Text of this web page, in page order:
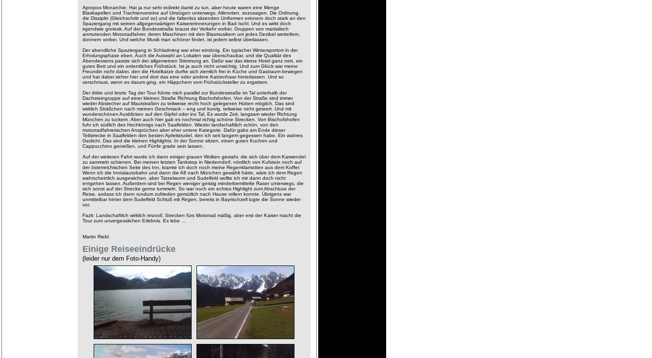
Apropos Monarchie: Hat ja nur sehr indirekt damit zu tun, aber heute waren eine Menge
Blaskapellen und Trachtenvereine auf Umzügen unterwegs. Allerorten, sozusagen. Die Ordnung,
die Disziplin (Gleichschritt und so) und die faltenlos sitzenden Uniformen erinnern doch stark an den
Spaziergang mit seinen allgegenwärtigen Kaisererinnerungen in Bad Ischl. Und es wirkt doch
irgendwie grotesk. Auf der Bundesstraße braust der Verkehr vorbei. Gruppen von martialisch
anmutenden Motorradfahrer, deren Maschinen mit den Blasmusikern um jedes Dezibel wetteifern,
donnern vorbei. Und welche Musik man schöner findet, ist jedem selbst überlassen.
Der abendliche Spaziergang in Schladming war eher eintönig. Ein typischer Wintersportort in der
Erholungsphase eben. Auch die Auswahl an Lokalen war überschaubar, und die Qualität des
Abendessens passte sich der allgemeinen Stimmung an. Dafür war das kleine Hotel ganz nett, ein
gutes Bett und ein ordentliches Frühstück. Ist ja auch nicht unwichtig. Und zum Glück war meine
Freundin nicht dabei, den die Hotelkatze durfte sich ziemlich frei in Küche und Gastraum bewegen
und hat dabei sicher hier und dort das eine oder andere Katzenhaar hinterlassen. Und so
verschmust, wenn es darum ging, ein Häppchem vom Frühstücksteller zu ergattern.
Der dritte und letzte Tag der Tour führte mich parallel zur Bundesstraße im Tal unterhalb der
Dachsteingruppe auf einer kleinen Straße Richtung Bischofshofen. Von der Straße sind immer
wieder Abstecher auf Mautstraßen zu teilweise recht hoch gelegenen Hütten möglich. Das sind
wirklich Sträßchen nach meinen Geschmack – eng und kurvig, teilweise nicht geteert. Und mit
wunderschönen Ausblicken auf den Gipfel oder ins Tal. Es wurde Zeit, langsam wieder Richtung
München zu tuckern. Aber auch hier gab es nochmal richtig schöne Strecken. Von Bischofshofen
fuhr ich südlich des Hochkönigs nach Saalfelden. Wieder landschaftlich schön, von den
motorradfahrerischen Ansprüchen aber eher untere Kategorie. Dafür gabs am Ende dieser
Teilstrecke in Saalfelden den besten Apfelstrudel, den ich seit langem gegessen habe. Ein wahres
Gedicht. Das sind die kleinen Highlights: In der Sonne sitzen, einen guten Kuchen und
Cappucchino genießen, und Fünfe grade sein lassen.
Auf der weiteren Fahrt wurde ich dann einiger grauen Wolken gewahr, die sich über dem Karwendel
zu sammeln schienen. Bei meinen letzten Tankstop in Niederndorf, nördlich von Kufstein noch auf
der österreichischen Seite des Inn, kramte ich doch noch meine Regenklamotten aus dem Koffer.
Wenn ich die Inntalautobahn und dann die A8 nach München gewählt hätte, wäre ich dem Regen
wahrscheinlich ausgewichen, aber Tatzelwurm und Sudelfeld wollte ich mir dann doch nicht
entgehen lassen. Außerdem sind bei Regen weniger geistig minderbemittelte Raser unterwegs, die
sich sonst auf der Strecke gerne tummeln. So war noch ein echtes Highlight zum Abschluss der
Reise, sodass ich dann rundum zufrieden gemütlich nach Hause rollern konnte. Übrigens war
unmittelbar hinter dem Sudelfeld Schluß mit Regen, bereits in Bayrischzell lugte die Sonne wieder
vor.
Fazit: Landschaftlich wirklich reizvoll, Strecken fürs Motorrad mäßig, aber erst der Kaiser macht die
Tour zum unvergesslichen Erlebnis. Es lebe ...
Martin Riebl
Einige Reiseeindrücke
(leider nur dem Foto-Handy)